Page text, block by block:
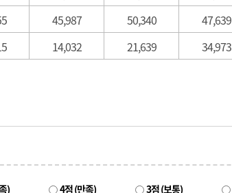
45,987 50,340 47,639
14,032 21,639 34,973
) 4점 (만족) 3점 (보통)